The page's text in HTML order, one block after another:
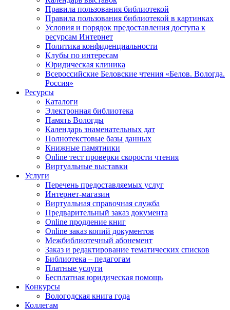
Правила пользования библиотекой
Правила пользования библиотекой в картинках
Условия и порядок предоставления доступа к
ресурсам Интернет
Политика конфиденциальности
Клубы по интересам
Юридическая клиника
Всероссийские Беловские чтения «Белов. Вологда.
Россия»
Ресурсы
Каталоги
Электронная библиотека
Память Вологды
Календарь знаменательных дат
Полнотекстовые базы данных
Книжные памятники
Online тест проверки скорости чтения
Виртуальные выставки
Услуги
Перечень предоставляемых услуг
Интернет-магазин
Виртуальная справочная служба
Предварительный заказ документа
Online продление книг
Online заказ копий документов
Межбиблиотечный абонемент
Заказ и редактирование тематических списков
Библиотека – педагогам
Платные услуги
Бесплатная юридическая помощь
Конкурсы
Вологодская книга года
Коллегам